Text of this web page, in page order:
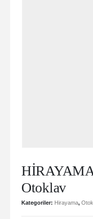
Otoklav
Kategoriler: Hirayama,